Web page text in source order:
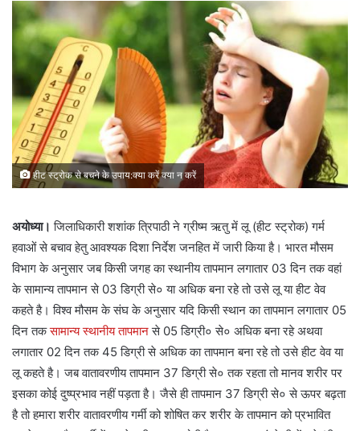
हीट स्ट्रोक से बचने के उपाय:क्या करें क्या न करें
अयोध्या। जिलाधिकारी शशांक त्रिपाठी ने ग्रीष्म ऋतु में लू (हीट स्ट्रोक) गर्म
हवाओं से बचाव हेतु आवश्यक दिशा निर्देश जनहित में जारी किया है। भारत मौसम
विभाग के अनुसार जब किसी जगह का स्थानीय तापमान लगातार 03 दिन तक वहां
के सामान्य तापमान से 03 डिग्री से० या अधिक बना रहे तो उसे लू या हीट वेव
कहते है। विश्व मौसम के संघ के अनुसार यदि किसी स्थान का तापमान लगातार 05
दिन तकसामान्य स्थानीय तापमानसे 05 डिग्री० से० अधिक बना रहे अथवा
लगातार 02 दिन तक 45 डिग्री से अधिक का तापमान बना रहे तो उसे हीट वेव या
लू कहते है। जब वातावरणीय तापमान 37 डिग्री से० तक रहता तो मानव शरीर पर
इसका कोई दुष्प्रभाव नहीं पड़ता है। जैसे ही तापमान 37 डिग्री से० से ऊपर बढ़ता
है तो हमारा शरीर वातावरणीय गर्मी को शोषित कर शरीर के तापमान को प्रभावित